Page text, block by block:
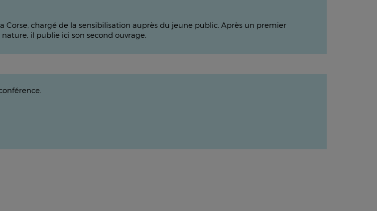
Corse, chargé de la sensibilisation auprès du jeune public. Après un premier
il publie ici son second ouvrage.